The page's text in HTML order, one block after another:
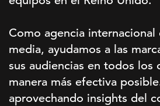
Como agencia
media, ayudamos a las
sus audiencias en todos los
manera más efectiva
aprovechando insights del